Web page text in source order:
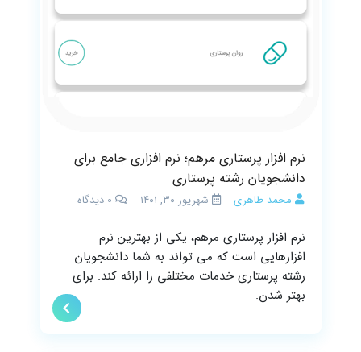
نرم افزار پرستاری مرهم؛ نرم افزاری جامع برای
دانشجویان رشته پرستاری
محمد طاهری شهریور ۳۰, ۱۴۰۱ 0 دیدگاه
نرم افزار پرستاری مرهم، یکی از بهترین نرم
افزارهایی است که می تواند به شما دانشجویان
رشته پرستاری خدمات مختلفی را ارائه کند. برای
بهتر شدن.